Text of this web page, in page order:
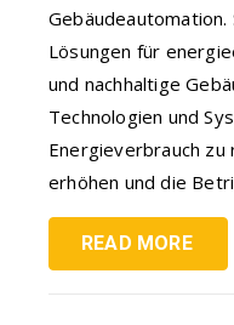
Lösungen für
und nachhaltige
Technologien und
Energieverbrauch
erhöhen und die
READ MORE